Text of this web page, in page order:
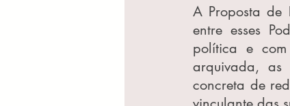
A Proposta de
entre esses
política e com
arquivada, as
concreta de